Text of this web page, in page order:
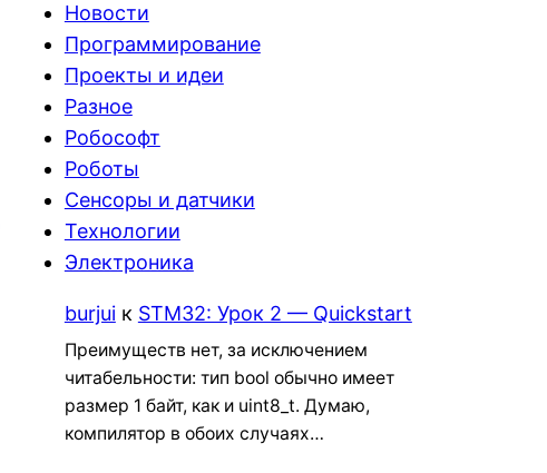
Новости
Программирование
Проекты и идеи
Разное
Робософт
Роботы
Сенсоры и датчики
Технологии
Электроника
burjuiк STM32: Урок 2 — Quickstart
Преимуществ нет, за исключением
читабельности: тип bool обычно имеет
размер 1 байт, как и uint8_t. Думаю,
компилятор в обоих случаях…